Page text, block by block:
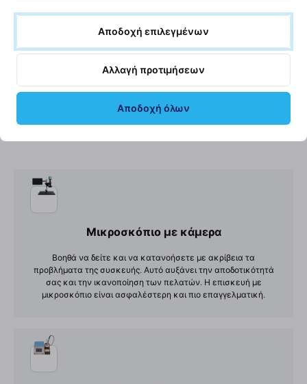
αναπτύξαμε οι ίδιοι. Προσφέρουμε επίσης εργαλεία
όπως μικροσκόπια με κάμερα και μικροκόλληση για
ακριβείς και αξιόπιστες επισκευές.
Απαραίτητα εργαλεία για service
Μικροσκόπιο με κάμερα
Βοηθά να δείτε και να κατανοήσετε με ακρίβεια τα
προβλήματα της συσκευής. Αυτό αυξάνει την αποδοτικότητά
σας και την ικανοποίηση των πελατών. Η επισκευή με
μικροσκόπιο είναι ασφαλέστερη και πιο επαγγελματική.
Αποδοχή επιλεγμένων
Αλλαγή προτιμήσεων
Αποδοχή όλων